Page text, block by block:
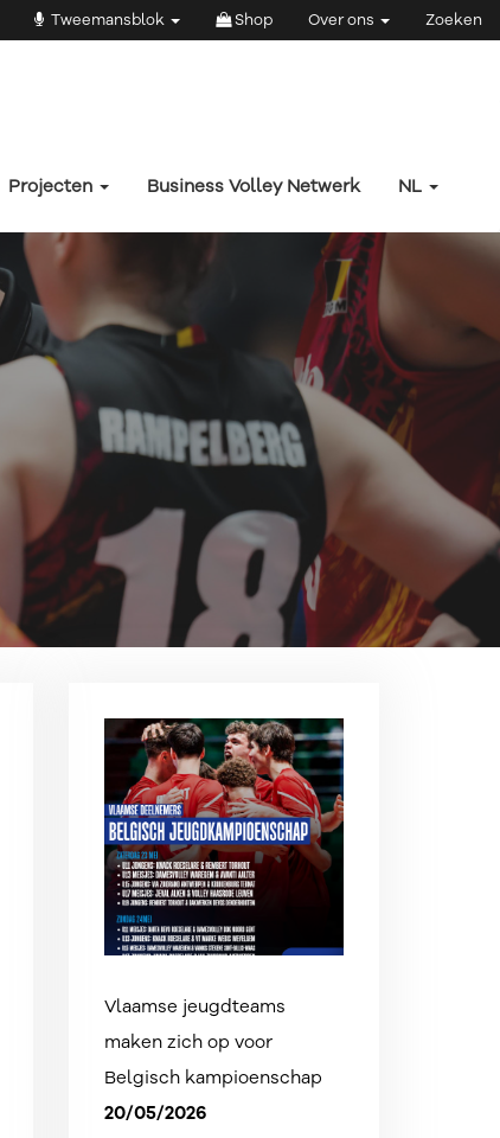
Tweemansblok Shop Over ons Zoeken
Projecten Business Volley Netwerk NL
Vlaamse jeugdteams
maken zich op voor
Belgisch kampioenschap
20/05/2026